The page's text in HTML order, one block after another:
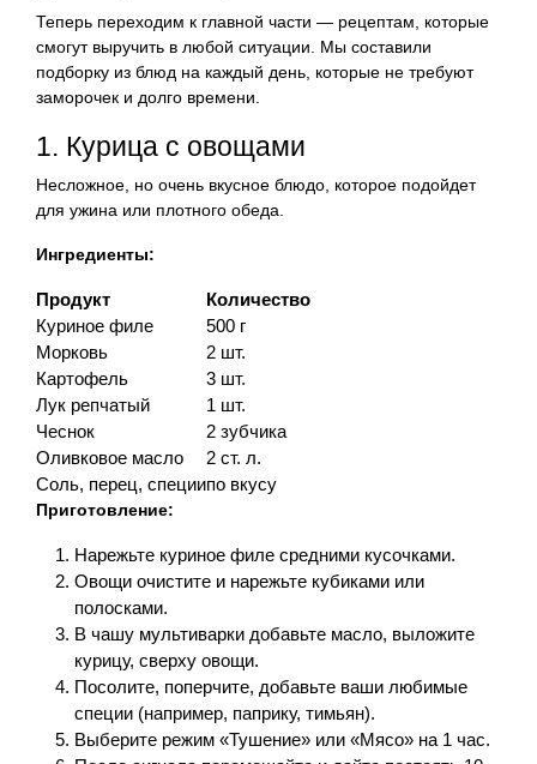
Теперь переходим к главной части — рецептам, которые
смогут выручить в любой ситуации. Мы составили
подборку из блюд на каждый день, которые не требуют
заморочек и долго времени.
1. Курица с овощами
Несложное, но очень вкусное блюдо, которое подойдет
для ужина или плотного обеда.
Ингредиенты:
Продукт
Количество
Куриное филе
500 г
Морковь
2 шт.
Картофель
3 шт.
Лук репчатый
1 шт.
Чеснок
2 зубчика
Оливковое масло
2 ст. л.
Соль, перец, специипо вкусу
Приготовление:
Нарежьте куриное филе средними кусочками.
Овощи очистите и нарежьте кубиками или
полосками.
В чашу мультиварки добавьте масло, выложите
курицу, сверху овощи.
Посолите, поперчите, добавьте ваши любимые
специи (например, паприку, тимьян).
Выберите режим «Тушение» или «Мясо» на 1 час.